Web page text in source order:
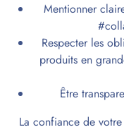
Mentionner
Respecter les
produits en
Être
La confiance de